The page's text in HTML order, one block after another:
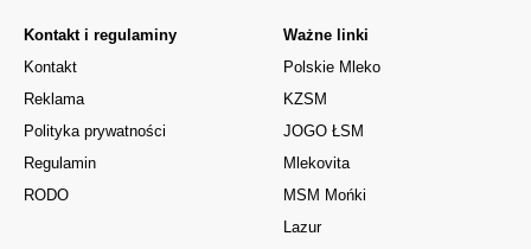
Kontakt i regulaminy
Kontakt
Reklama
Polityka prywatności
Regulamin
RODO
Ważne linki
Polskie Mleko
KZSM
JOGO ŁSM
Mlekovita
MSM Mońki
Lazur